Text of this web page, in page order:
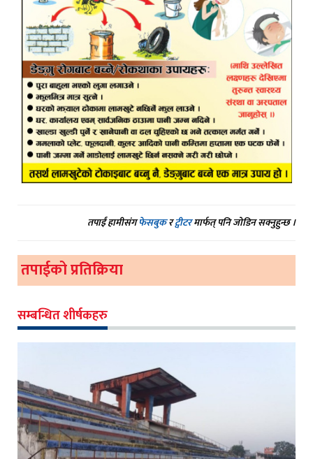
तपाईं हामीसंगफेसबुकरट्वीटरमार्फत् पनि जोडिन सक्नुहुन्छ ।
तपाईको प्रतिक्रिया
सम्बन्धित शीर्षकहरु